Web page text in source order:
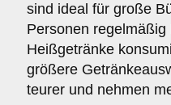
sind ideal für große
Personen
Heißgetränke
größere
teurer und nehmen